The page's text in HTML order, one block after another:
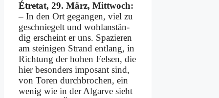
Étretat, 29. März, Mitt­woch:
– In den Ort ge­gan­gen, viel zu
ge­schnie­gelt und wohl­an­stän­
dig er­scheint er uns. Spa­zie­ren
am stei­ni­gen Strand ent­lang, in
Rich­tung der ho­hen Fel­sen, die
hier be­son­ders im­po­sant sind,
von To­ren durch­bro­chen, ein
we­nig wie in der Al­gar­ve sieht